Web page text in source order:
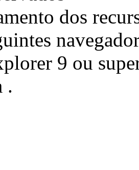
dos
9 ou
.